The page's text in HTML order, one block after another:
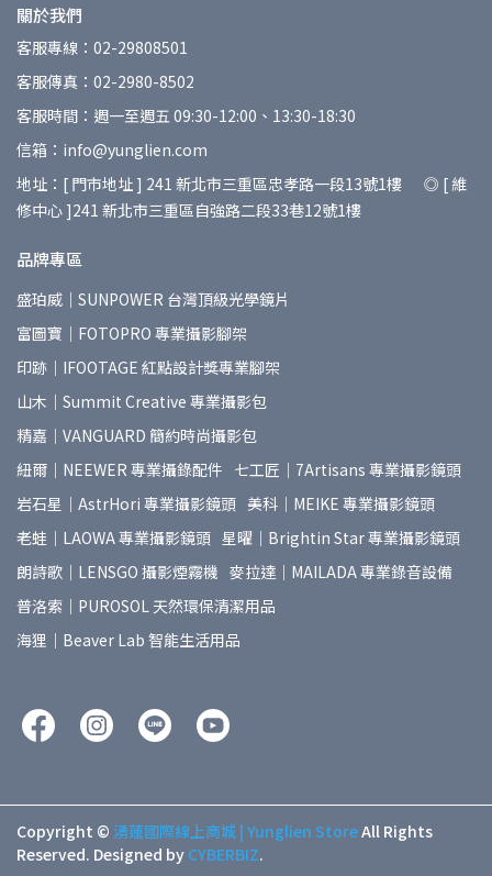
關於我們
客服專線：02-29808501
客服傳真：02-2980-8502
客服時間：週一至週五 09:30-12:00、13:30-18:30
信箱：info@yunglien.com
地址：[ 門市地址 ] 241 新北市三重區忠孝路一段13號1樓 ◎ [ 維
修中心 ]241 新北市三重區自強路二段33巷12號1樓
品牌專區
盛珀威｜SUNPOWER 台灣頂級光學鏡片
富圖寶｜FOTOPRO 專業攝影腳架
印跡｜IFOOTAGE 紅點設計獎專業腳架
山木｜Summit Creative 專業攝影包
精嘉｜VANGUARD 簡約時尚攝影包
紐爾｜NEEWER 專業攝錄配件 七工匠｜7Artisans 專業攝影鏡頭
岩石星｜AstrHori 專業攝影鏡頭 美科｜MEIKE 專業攝影鏡頭
老蛙｜LAOWA 專業攝影鏡頭 星曜｜Brightin Star 專業攝影鏡頭
朗詩歌｜LENSGO 攝影煙霧機 麥拉達｜MAILADA 專業錄音設備
普洛索｜PUROSOL 天然環保清潔用品
海狸｜Beaver Lab 智能生活用品
Copyright © 湧蓮國際線上商城 | Yunglien StoreAll Rights
Reserved. Designed by CYBERBIZ.